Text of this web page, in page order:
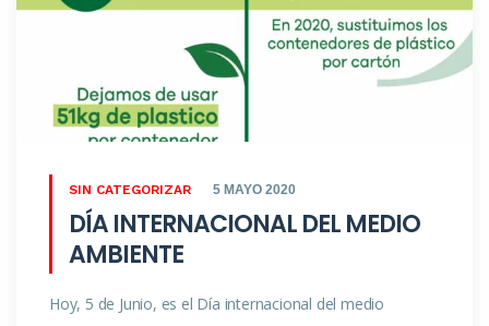
SIN CATEGORIZAR 5 MAYO 2020
DÍA INTERNACIONAL DEL MEDIO
AMBIENTE
Hoy, 5 de Junio, es el Día internacional del medio